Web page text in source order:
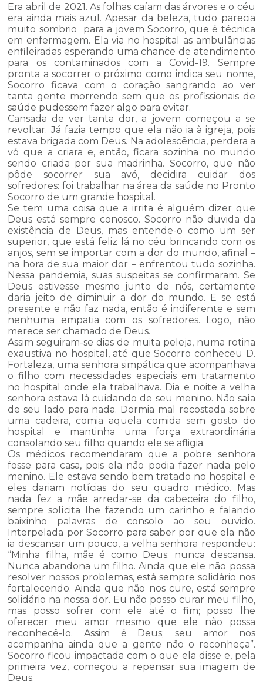
Era abril de 2021. As folhas caíam das árvores e o céu
era ainda mais azul. Apesar da beleza, tudo parecia
muito sombrio para a jovem Socorro, que é técnica
em enfermagem. Ela via no hospital as ambulâncias
enfileiradas esperando uma chance de atendimento
para os contaminados com a Covid-19. Sempre
pronta a socorrer o próximo como indica seu nome,
Socorro ficava com o coração sangrando ao ver
tanta gente morrendo sem que os profissionais de
saúde pudessem fazer algo para evitar.
Cansada de ver tanta dor, a jovem começou a se
revoltar. Já fazia tempo que ela não ia à igreja, pois
estava brigada com Deus. Na adolescência, perdera a
vó que a criara e, então, ficara sozinha no mundo
sendo criada por sua madrinha. Socorro, que não
pôde socorrer sua avó, decidira cuidar dos
sofredores: foi trabalhar na área da saúde no Pronto
Socorro de um grande hospital.
Se tem uma coisa que a irrita é alguém dizer que
Deus está sempre conosco. Socorro não duvida da
existência de Deus, mas entende-o como um ser
superior, que está feliz lá no céu brincando com os
anjos, sem se importar com a dor do mundo, afinal –
na hora de sua maior dor – enfrentou tudo sozinha.
Nessa pandemia, suas suspeitas se confirmaram. Se
Deus estivesse mesmo junto de nós, certamente
daria jeito de diminuir a dor do mundo. E se está
presente e não faz nada, então é indiferente e sem
nenhuma empatia com os sofredores. Logo, não
merece ser chamado de Deus.
Assim seguiram-se dias de muita peleja, numa rotina
exaustiva no hospital, até que Socorro conheceu D.
Fortaleza, uma senhora simpática que acompanhava
o filho com necessidades especiais em tratamento
no hospital onde ela trabalhava. Dia e noite a velha
senhora estava lá cuidando de seu menino. Não saía
de seu lado para nada. Dormia mal recostada sobre
uma cadeira, comia aquela comida sem gosto do
hospital e mantinha uma força extraordinária
consolando seu filho quando ele se afligia.
Os médicos recomendaram que a pobre senhora
fosse para casa, pois ela não podia fazer nada pelo
menino. Ele estava sendo bem tratado no hospital e
eles dariam notícias do seu quadro médico. Mas
nada fez a mãe arredar-se da cabeceira do filho,
sempre solícita lhe fazendo um carinho e falando
baixinho palavras de consolo ao seu ouvido.
Interpelada por Socorro para saber por que ela não
ia descansar um pouco, a velha senhora respondeu:
“Minha filha, mãe é como Deus: nunca descansa.
Nunca abandona um filho. Ainda que ele não possa
resolver nossos problemas, está sempre solidário nos
fortalecendo. Ainda que não nos cure, está sempre
solidário na nossa dor. Eu não posso curar meu filho,
mas posso sofrer com ele até o fim; posso lhe
oferecer meu amor mesmo que ele não possa
reconhecê-lo. Assim é Deus; seu amor nos
acompanha ainda que a gente não o reconheça”.
Socorro ficou impactada com o que ela disse e, pela
primeira vez, começou a repensar sua imagem de
Deus.